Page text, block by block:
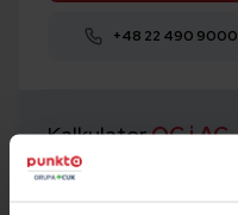
+48 22 490 9000
KalkulatorOC i AC
1